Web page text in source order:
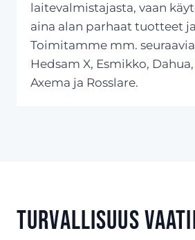
laitevalmistajasta, vaan
aina alan parhaat tuotteet
Toimitamme mm.
Hedsam X, Esmikko,
Axema ja Rosslare.
Turvallisuus